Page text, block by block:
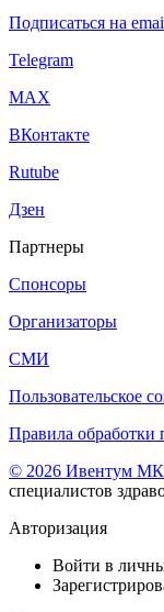
Подписаться на
Telegram
МАХ
ВКонтакте
Rutube
Дзен
Партнеры
Спонсоры
Организаторы
СМИ
Пользовательское
Правила обработки
© 2026 Ивентум МК
специалистов
Авторизация
Войти в